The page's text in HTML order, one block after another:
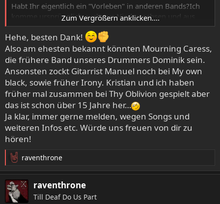
Habt Ihr eigentlich ein "Vorleben" in anderen Bands?Ich
komme ursprünglich auch aus Niedersachsen und aus
Osnabrück fällt mir da spontan nur eine (ehemalige) BM
Band ein...Namen lasse ich mal weg.
Also, dann bitte weiter so und ich melde mich mal wegen
den Tracks
Zum Vergrößern anklicken....
Hehe, besten Dank!
Also am ehesten bekannt könnten Mourning Caress,
die frühere Band unseres Drummers Dominik sein.
Ansonsten zockt Gitarrist Manuel noch bei My own
black, sowie früher Irony. Kristian und ich haben
früher mal zusammen bei Thy Oblivion gespielt aber
das ist schon über 15 Jahre her…
Ja klar, immer gerne melden, wegen Songs und
weiteren Infos etc. Würde uns freuen von dir zu
hören!
R
e
a
k
t
raventhrone
raventhrone
Till Deaf Do Us Part